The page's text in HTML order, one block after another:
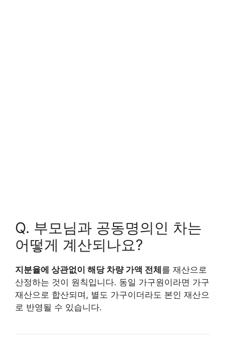
Q. 부모님과 공동명의인 차는
어떻게 계산되나요?
지분율에 상관없이 해당 차량 가액 전체를 재산으로
산정하는 것이 원칙입니다. 동일 가구원이라면 가구
재산으로 합산되며, 별도 가구이더라도 본인 재산으
로 반영될 수 있습니다.